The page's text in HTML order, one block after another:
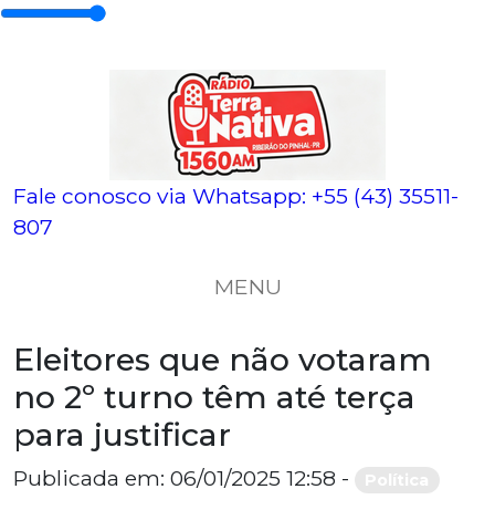
Fale conosco via Whatsapp: +55 (43) 35511-
807
MENU
Eleitores que não votaram
no 2º turno têm até terça
para justificar
Publicada em: 06/01/2025 12:58 -